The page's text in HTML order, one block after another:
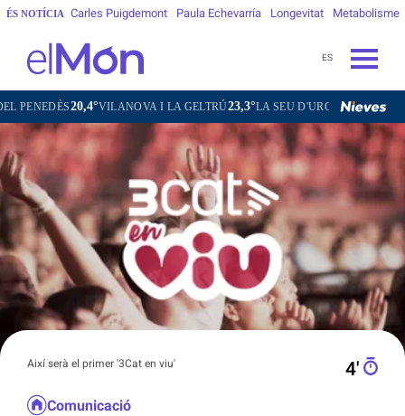
ÉS NOTÍCIA Carles Puigdemont Paula Echevarría Longevitat Metabolisme
ES
VILANOVA I LA GELTRÚ23,3°LA SEU D'URGELL18,0°PUIGCERDÀ14,2°
Així serà el primer '3Cat en viu' 4′
Comunicació